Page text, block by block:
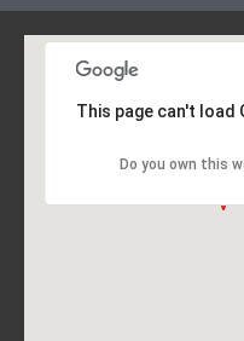
This page can't load
Do you own this